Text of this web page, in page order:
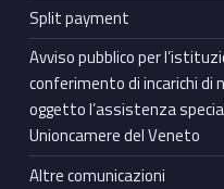
Split payment
Avviso pubblico per
conferimento di incarichi
oggetto l’assistenza
Unioncamere del Veneto
Altre comunicazioni